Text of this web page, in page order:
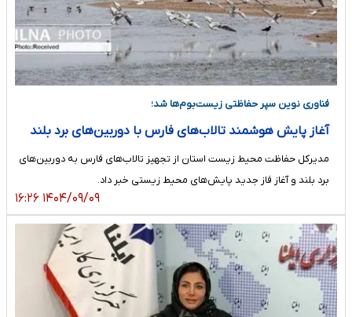
فناوری نوین سپر حفاظتی زیست‌بوم‌ها شد؛
آغاز پایش هوشمند تالاب‌های فارس با دوربین‌های برد بلند
مدیرکل حفاظت محیط زیست استان از تجهیز تالاب‌های فارس به دوربین‌های
برد بلند و آغاز فاز جدید پایش‌های محیط زیستی خبر داد.
۱۴۰۴/۰۹/۰۹ ۱۶:۲۶